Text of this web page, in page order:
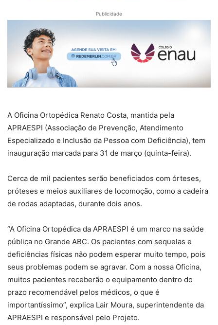
Publicidade
A Oficina Ortopédica Renato Costa, mantida pela
APRAESPI (Associação de Prevenção, Atendimento
Especializado e Inclusão da Pessoa com Deficiência), tem
inauguração marcada para 31 de março (quinta-feira).
Cerca de mil pacientes serão beneficiados com órteses,
próteses e meios auxiliares de locomoção, como a cadeira
de rodas adaptadas, durante dois anos.
“A Oficina Ortopédica da APRAESPI é um marco na saúde
pública no Grande ABC. Os pacientes com sequelas e
deficiências físicas não podem esperar muito tempo, pois
seus problemas podem se agravar. Com a nossa Oficina,
muitos pacientes receberão o equipamento dentro do
prazo recomendável pelos médicos, o que é
importantíssimo”, explica Lair Moura, superintendente da
APRAESPI e responsável pelo Projeto.